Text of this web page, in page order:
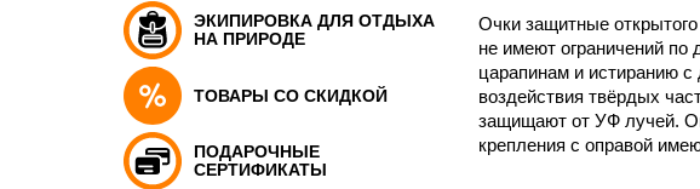
ЭКИПИРОВКА ДЛЯ ОТДЫХА
НА ПРИРОДЕ
ТОВАРЫ СО СКИДКОЙ
ПОДАРОЧНЫЕ
СЕРТИФИКАТЫ
Очки защитные
не имеют ограничений по
царапинам и истиранию
воздействия твёрдых
защищают от УФ лучей.
крепления с оправой